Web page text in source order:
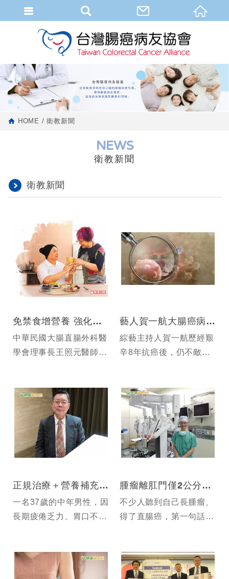
HOME 衛教新聞
NEWS
衛教新聞
衛教新聞
免禁食增營養 強化肌力體能 術前照護新概念 降3成併發症機率
中華民國大腸直腸外科醫
學會理事長王照元醫師表
術時，患者大多處於較被
動的角色，只能茫然等候
醫師下一步的通知，但是
這個名為加速術後康復療
程E...
藝人賀一航大腸癌病逝 醫師指出癌友3大迷思
綜藝主持人賀一航歷經艱
辛8年抗癌後，仍不敵病
大腸癌。賀一航於2011
年確診罹患大腸癌第3
期，卻在開刀後放棄化
療，日前癌細胞轉移至
肝、肺，...
正規治療＋營養補充 熟男成功逆轉末期癌
一名37歲的中年男性，因
長期疲倦乏力、胃口不
合併肝轉移。原先幸福的
家庭與生活，一夕之間全
腫瘤離肛門僅2公分！ 醫師這樣做保住病友屁股
不少人聽到自己長腫瘤、
得了直腸癌，第一句話就